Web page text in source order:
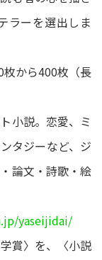
ラーを選出しま
枚から400枚（⻑
⼩説。恋愛、ミ
タジーなど、ジ
論⽂・詩歌・絵
yaseijidai/
賞〉を、〈⼩説